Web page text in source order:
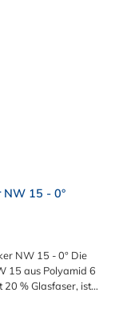
NW 15 - 0°
NW 15 - 0° Die
15 aus Polyamid 6
20 % Glasfaser, ist